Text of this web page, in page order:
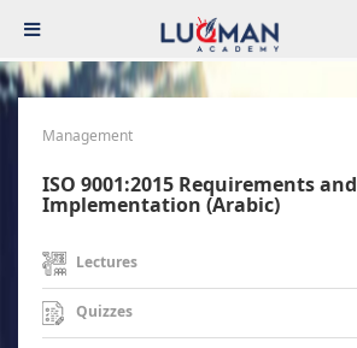
Management
ISO 9001:2015 Requirements and
Implementation (Arabic)
Lectures
Quizzes